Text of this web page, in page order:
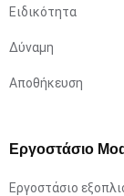
Ειδικότητα
Δύναμη
Αποθήκευση
Εργοστάσιο
Εργοστάσιο